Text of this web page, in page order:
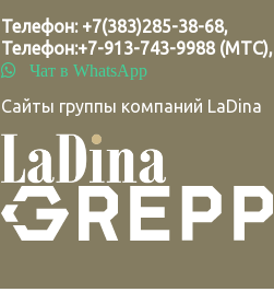
Телефон: +7(383)285-38-68,
Телефон:+7-913-743-9988 (МТС),
Чат в WhatsApp
Сайты группы компаний LaDina